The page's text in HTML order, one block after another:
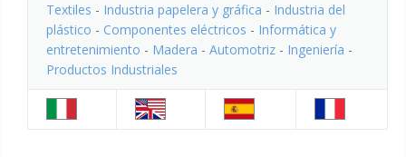
Textiles - Industria papelera y gráfica - Industria del
plástico - Componentes eléctricos - Informática y
entretenimiento - Madera - Automotriz - Ingeniería -
Productos Industriales